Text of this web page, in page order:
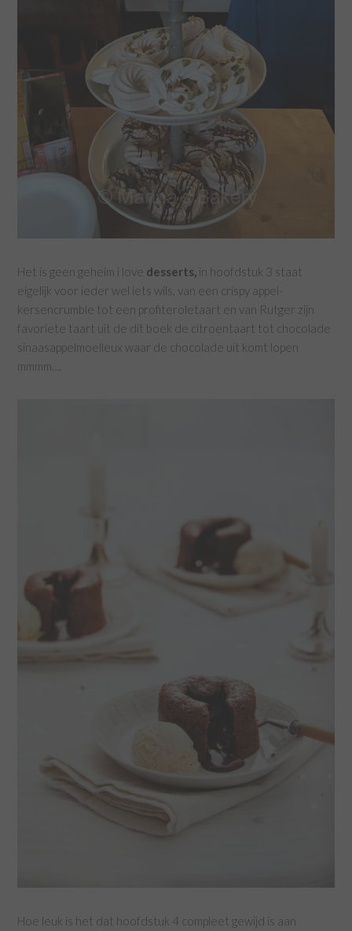
Het is geen geheim i love desserts, in hoofdstuk 3 staat
eigelijk voor ieder wel iets wils, van een crispy appel-
kersencrumble tot een profiteroletaart en van Rutger zijn
favoriete taart uit de dit boek de citroentaart tot chocolade
sinaasappelmoelleux waar de chocolade uit komt lopen
mmmm….
Hoe leuk is het dat hoofdstuk 4 compleet gewijd is aan